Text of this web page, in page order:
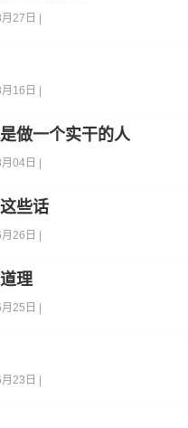
27日 |
16日 |
做一个实干的人
04日 |
些话
26日 |
理
25日 |
23日 |